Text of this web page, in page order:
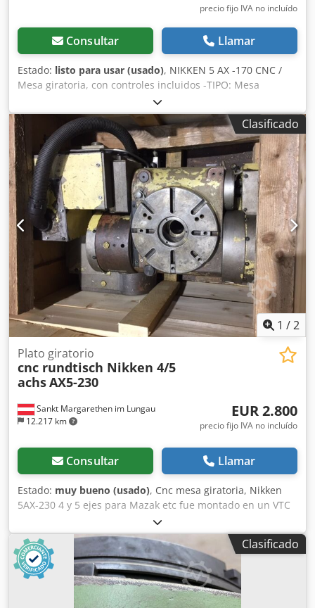
precio fijo IVA no incluído
Consultar Llamar
Estado: listo para usar (usado), NIKKEN 5 AX -170 CNC /
Mesa giratoria, con controles incluidos -TIPO: Mesa
giratoria de 5 ejes -AX 170 CNC Chodpfx Aezqg I Hsg Doa -
El NIKKEN / 5 AX -170 es una mesa giratoria CNC compacta
y robusta para trabajos de taladrado y fresado de
precisión en el área de mecanizado de 4 y 5 ejes. -
Documentación completa disponible -Buen estado general
Dimensiones: Largo x Ancho x Alto: 780x340x280 mm Salvo
errores u omisiones.
Clasificado
1 /2
Sankt Margarethen im Lungau
12.217 km
Plato giratorio
cnc rundtisch Nikken 4/5
achsAX5-230
EUR 2.800
precio fijo IVA no incluído
Consultar Llamar
Estado: muy bueno (usado), Cnc mesa giratoria, Nikken
5AX-230 4 y 5 ejes para Mazak etc fue montado en un VTC
300, debido a la nueva máquina de 5 ejes ahora a la venta,
Cedjp U Umkepfx Ag Dsha
Clasificado